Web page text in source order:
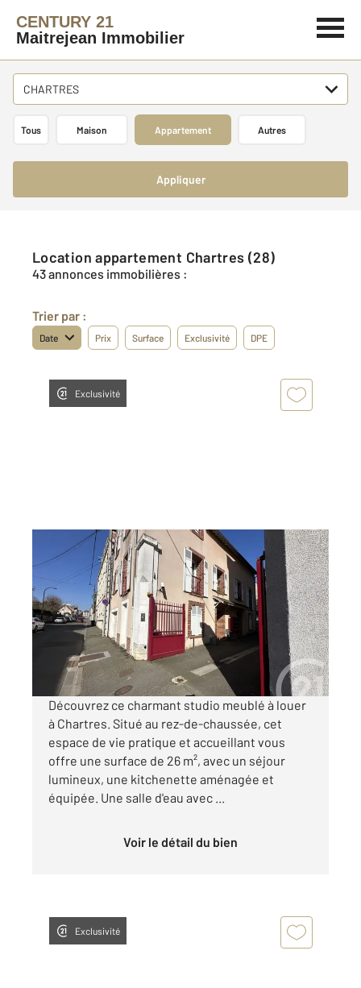
CENTURY 21
Maitrejean Immobilier
CHARTRES
Tous Maison Appartement Autres
Appliquer
Location appartement Chartres (28)
43 annonces immobilières :
Trier par :
Date Prix Surface Exclusivité DPE
Exclusivité
CHARTRES 28
26,30 m2 , 1 pièce
Ref : 28405
Appartement Studio à louer
480 €
par mois charges comprises
Découvrez ce charmant studio meublé à louer
à Chartres. Situé au rez-de-chaussée, cet
espace de vie pratique et accueillant vous
offre une surface de 26 m², avec un séjour
lumineux, une kitchenette aménagée et
équipée. Une salle d'eau avec ...
Voir le détail du bien
Exclusivité